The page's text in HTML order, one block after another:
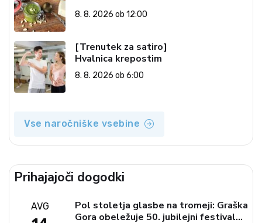
8. 8. 2026 ob 12:00
[Trenutek za satiro]
Hvalnica krepostim
8. 8. 2026 ob 6:00
Vse naročniške vsebine
Prihajajoči dogodki
AVG
Pol stoletja glasbe na tromeji: Graška
Gora obeležuje 50. jubilejni festival